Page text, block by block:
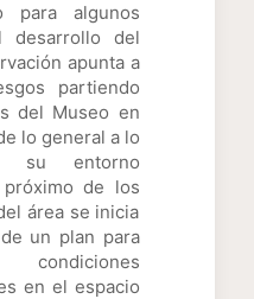
para algunos
desarrollo del
apunta a
partiendo
del Museo en
lo general a lo
su entorno
de los
área se inicia
un plan para
en el espacio